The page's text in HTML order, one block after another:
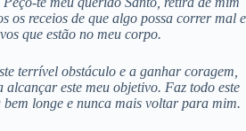
os receios de que algo possa correr mal e
que estão no meu corpo.
terrível obstáculo e a ganhar coragem,
este meu objetivo. Faz todo este
bem longe e nunca mais voltar para mim.